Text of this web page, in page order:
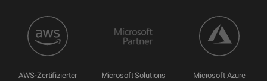
AWS-Zertifizierter
Microsoft Solutions
Microsoft Azure